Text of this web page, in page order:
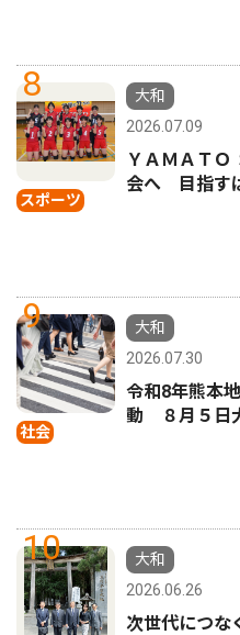
8
スポーツ
大和
2026.07.09
ＹＡＭＡＴ
会へ 目指す
9
社会
大和
2026.07.30
令和8年熊本
動 ８月５日
10
大和
2026.06.26
次世代につ